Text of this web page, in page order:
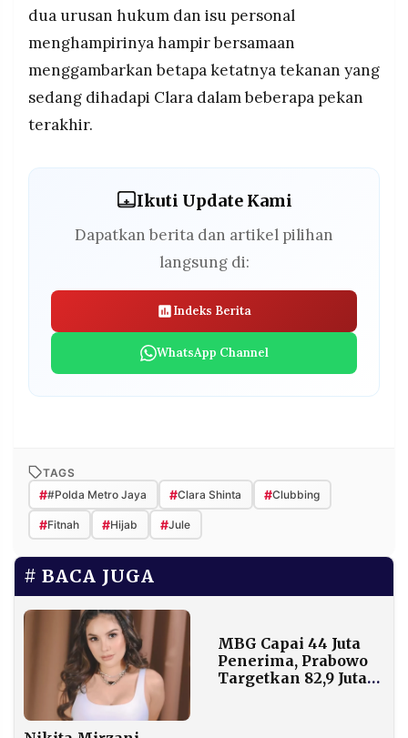
dua urusan hukum dan isu personal
menghampirinya hampir bersamaan
menggambarkan betapa ketatnya tekanan yang
sedang dihadapi Clara dalam beberapa pekan
terakhir.
Ikuti Update Kami
Dapatkan berita dan artikel pilihan
langsung di:
Indeks Berita
WhatsApp Channel
TAGS
##Polda Metro Jaya #Clara Shinta #Clubbing
#Fitnah #Hijab #Jule
BACA JUGA
MBG Capai 44 Juta
Penerima, Prabowo
Targetkan 82,9 Juta